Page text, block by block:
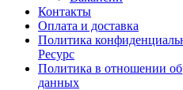
Контакты
Оплата и доставка
Политика
Ресурс
Политика в отношении
данных